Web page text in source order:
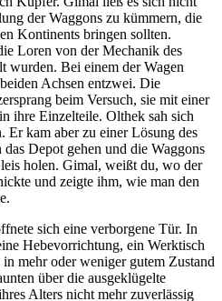
der Waggons zu kümmern, die
Kontinents bringen sollten.
Loren von der Mechanik des
wurden. Bei einem der Wagen
Achsen entzwei. Die
beim Versuch, sie mit einer
ihre Einzelteile. Olthek sah sich
Er kam aber zu einer Lösung des
Depot gehen und die Waggons
holen. Gimal, weißt du, wo der
und zeigte ihm, wie man den
sich eine verborgene Tür. In
Hebevorrichtung, ein Werktisch
mehr oder weniger gutem Zustand
über die ausgeklügelte
Alters nicht mehr zuverlässig